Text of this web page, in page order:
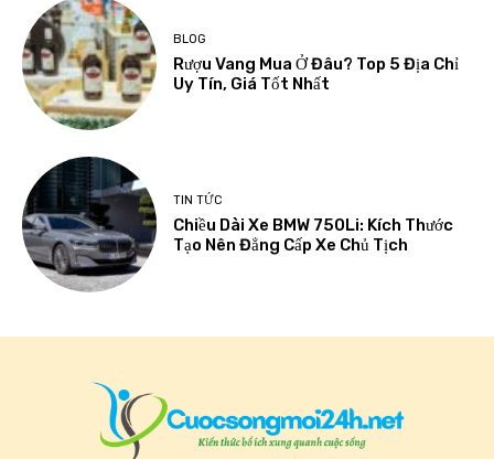
BLOG
Rượu Vang Mua Ở Đâu? Top 5 Địa Chỉ
Uy Tín, Giá Tốt Nhất
TIN TỨC
Chiều Dài Xe BMW 750Li: Kích Thước
Tạo Nên Đẳng Cấp Xe Chủ Tịch